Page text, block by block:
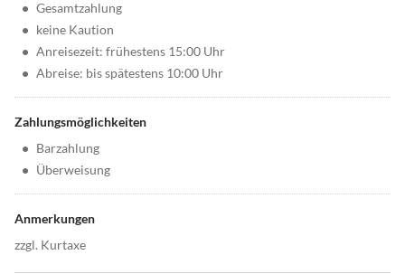
• Gesamtzahlung
• keine Kaution
• Anreisezeit: frühestens 15:00 Uhr
• Abreise: bis spätestens 10:00 Uhr
Zahlungsmöglichkeiten
• Barzahlung
• Überweisung
Anmerkungen
zzgl. Kurtaxe